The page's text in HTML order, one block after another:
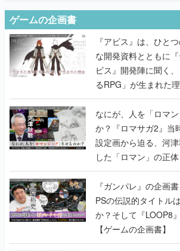
ゲームの企画書
『アビス』は、ひと
な開発資料とともに
ビス』開発陣に聞く
るRPG」が生まれた
書】
なにが、人を「ロマ
か？『ロマサガ2』当
設定画から迫る、河
した「ロマン」の正
書】
『ガンパレ』の企画
PSの伝説的タイトル
か？そして『LOOP8
【ゲームの企画書】